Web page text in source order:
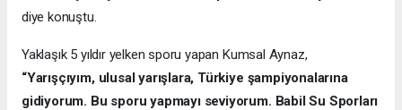
diye konuştu.
Yaklaşık 5 yıldır yelken sporu yapan Kumsal Aynaz,
“Yarışçıyım, ulusal yarışlara, Türkiye şampiyonalarına
gidiyorum. Bu sporu yapmayı seviyorum. Babil Su Sporları